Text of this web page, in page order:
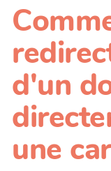
d'un
une